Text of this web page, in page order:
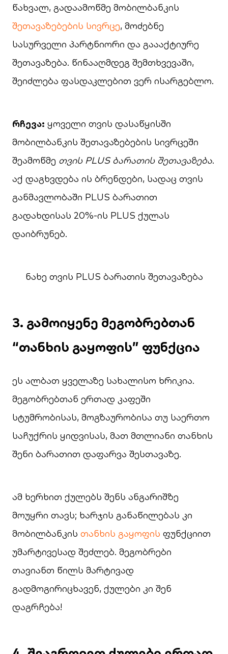
წახვალ, გადაამოწმე მობილბანკის
შეთავაზებების სივრცე, მოძებნე
სასურველი პარტნიორი და გაააქტიურე
შეთავაზება. წინააღმდეგ შემთხვევაში,
შეიძლება ფასდაკლებით ვერ ისარგებლო.
რჩევა: ყოველი თვის დასაწყისში
მობილბანკის შეთავაზებების სივრცეში
შეამოწმე თვის PLUS ბარათის შეთავაზება.
აქ დაგხვდება ის ბრენდები, სადაც თვის
განმავლობაში PLUS ბარათით
გადახდისას 20%-ის PLUS ქულას
დაიბრუნებ.
ნახე თვის PLUS ბარათის შეთავაზება
3. გამოიყენე მეგობრებთან
“თანხის გაყოფის” ფუნქცია
ეს ალბათ ყველაზე სახალისო ხრიკია.
მეგობრებთან ერთად კაფეში
სტუმრობისას, მოგზაურობისა თუ საერთო
საჩუქრის ყიდვისას, მათ მთლიანი თანხის
შენი ბარათით დაფარვა შესთავაზე.
ამ ხერხით ქულებს შენს ანგარიშზე
მოუყრი თავს; ხარჯის განაწილებას კი
მობილბანკის თანხის გაყოფის ფუნქციით
უმარტივესად შეძლებ. მეგობრები
თავიანთ წილს მარტივად
გადმოგირიცხავენ, ქულები კი შენ
დაგრჩება!